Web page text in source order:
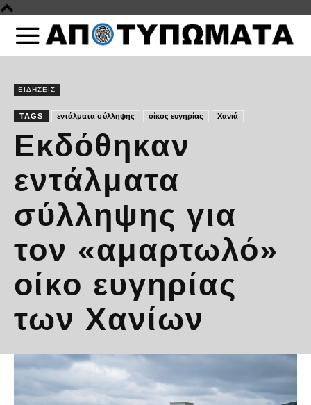
ΕΙΔΗΣΕΙΣ
TAGS εντάλματα σύλληψης οίκος ευγηρίας Χανιά
Εκδόθηκαν
εντάλματα
σύλληψης για
τον «αμαρτωλό»
οίκο ευγηρίας
των Χανίων